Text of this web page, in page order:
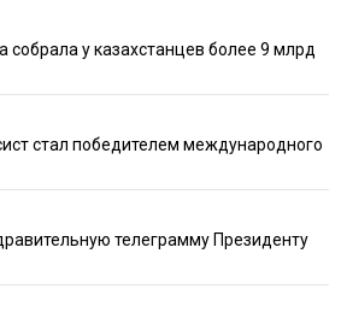
у казахстанцев более 9 млрд
стал победителем международного
телеграмму Президенту